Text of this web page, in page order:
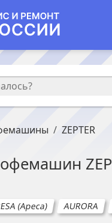
ZEPTER
(Ареса) AURORA